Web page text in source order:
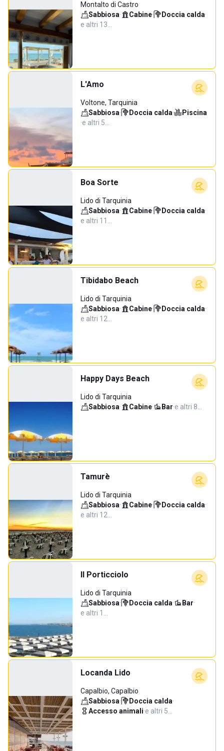
Montalto di Castro
Sabbiosa· Cabine· Doccia calda·
e altri 13…
L'Amo
Voltone, Tarquinia
Sabbiosa· Doccia calda·
Piscina
·e altri 5…
Boa Sorte
Lido di Tarquinia
Sabbiosa· Cabine· Doccia calda·
e altri 11…
Tibidabo Beach
Lido di Tarquinia
Sabbiosa· Cabine· Doccia calda·
e altri 12…
Happy Days Beach
Lido di Tarquinia
Sabbiosa· Cabine· Bar·e altri 8…
Tamurè
Lido di Tarquinia
Sabbiosa· Cabine· Doccia calda·
e altri 12…
Il Porticciolo
Lido di Tarquinia
Sabbiosa· Doccia calda· Bar·
e altri 1…
Locanda Lido
Capalbio, Capalbio
Sabbiosa· Doccia calda·
Accesso animali·e altri 5…